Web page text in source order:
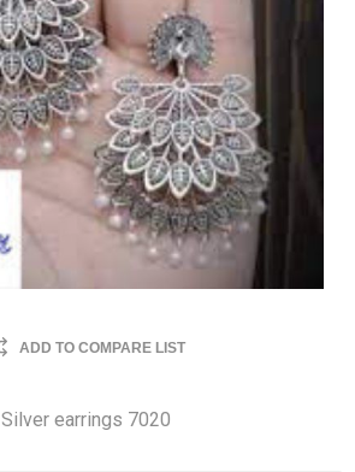
ADD TO COMPARE LIST
Silver earrings 7020